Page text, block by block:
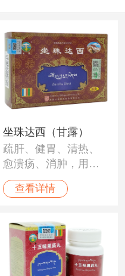
坐珠达西（甘露）
疏肝、健胃、清热、
愈溃疡、消肿，用
于“木布”病迁延不愈、
胃脘嘈杂、灼痛，肝
逆，吐泻胆汁，坏血
和烟汁样物，急腹
痛，黄水病。脏腑痞
瘤，食物中毒以及陈
查看详情